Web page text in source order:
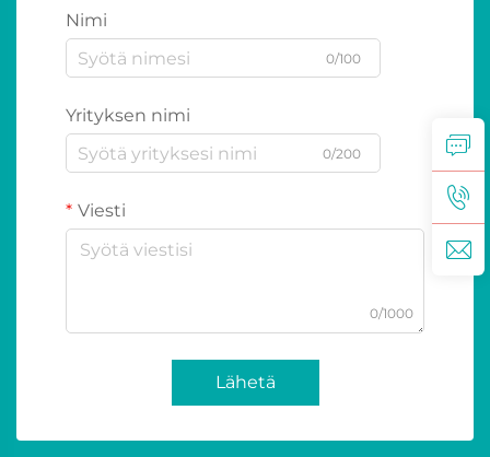
Nimi
0/100
Yrityksen nimi
0/200
Viesti
0/1000
Lähetä